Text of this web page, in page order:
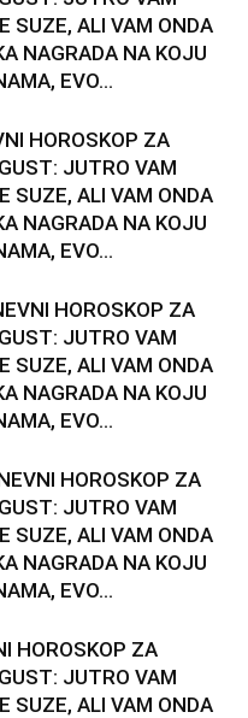
SUZE, ALI VAM ONDA
NAGRADA NA KOJU
EVO...
HOROSKOP ZA
JUTRO VAM
SUZE, ALI VAM ONDA
NAGRADA NA KOJU
EVO...
HOROSKOP ZA
JUTRO VAM
SUZE, ALI VAM ONDA
NAGRADA NA KOJU
EVO...
HOROSKOP ZA
JUTRO VAM
SUZE, ALI VAM ONDA
NAGRADA NA KOJU
EVO...
HOROSKOP ZA
JUTRO VAM
SUZE, ALI VAM ONDA